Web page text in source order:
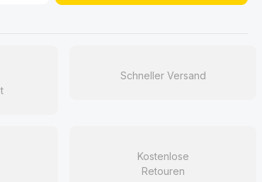
Schneller Versand
Kostenlose
Retouren